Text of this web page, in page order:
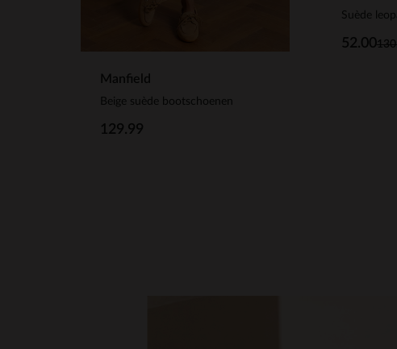
Manfield
Beige suède bootschoenen
129.99
Suède
52.00